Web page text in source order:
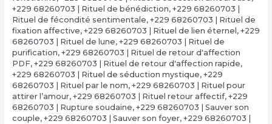
+229 68260703 | Rituel de bénédiction, +229 68260703 |
Rituel de fécondité sentimentale, +229 68260703 | Rituel de
fixation affective, +229 68260703 | Rituel de lien éternel , +229
68260703 | Rituel de lune, +229 68260703 | Rituel de
purification, +229 68260703 | Rituel de retour d'affection
PDF, +229 68260703 | Rituel de retour d'affection rapide,
+229 68260703 | Rituel de séduction mystique, +229
68260703 | Rituel par le nom, +229 68260703 | Rituel pour
attirer l’amour, +229 68260703 | Rituel retour affectif, +229
68260703 | Rupture soudaine, +229 68260703 | Sauver son
couple, +229 68260703 | Sauver son foyer, +229 68260703 |